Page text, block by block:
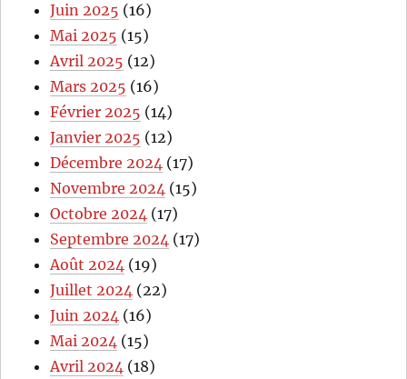
Juin 2025 (16)
Mai 2025 (15)
Avril 2025 (12)
Mars 2025 (16)
Février 2025 (14)
Janvier 2025 (12)
Décembre 2024 (17)
Novembre 2024 (15)
Octobre 2024 (17)
Septembre 2024 (17)
Août 2024 (19)
Juillet 2024 (22)
Juin 2024 (16)
Mai 2024 (15)
Avril 2024 (18)